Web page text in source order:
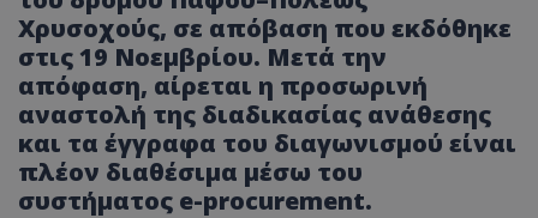
Χρυσοχούς, σε απόβαση που εκδόθηκε
στις 19 Νοεμβρίου. Μετά την
απόφαση, αίρεται η προσωρινή
αναστολή της διαδικασίας ανάθεσης
και τα έγγραφα του διαγωνισμού είναι
πλέον διαθέσιμα μέσω του
συστήματος e-procurement.